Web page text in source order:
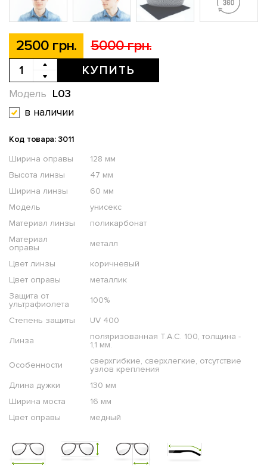
2500 грн. 5000 грн.
КУПИТЬ
L03
Модель
в наличии
Код товара: 3011
Ширина оправы
128 мм
Высота линзы
47 мм
Ширина линзы
60 мм
Модель
унисекс
Материал линзы
поликарбонат
Материал
оправы
металл
Цвет линзы
коричневый
Цвет оправы
металлик
Защита от
ультрафиолета
100%
Степень защиты
UV 400
Линза
поляризованная T.A.C. 100, толщина -
1,1 мм.
Особенности
сверхгибкие, сверхлегкие, отсутствие
узлов крепления
Длина дужки
130 мм
Ширина моста
16 мм
Цвет оправы
медный